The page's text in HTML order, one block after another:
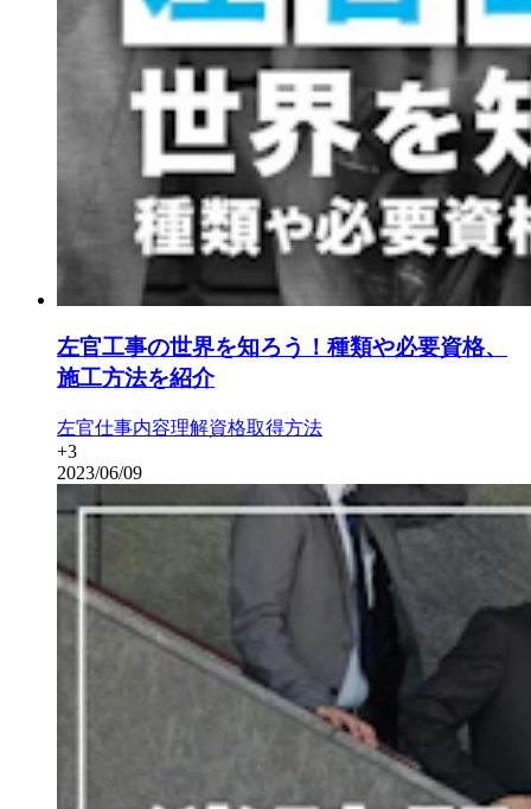
左官工事の世界を知ろう！種類や必要資格、
施工方法を紹介
左官仕事内容理解資格取得方法
+3
2023/06/09